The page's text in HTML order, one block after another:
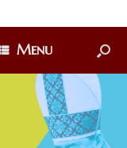
Menu